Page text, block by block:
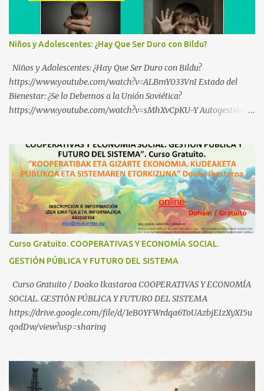
Niños y Adolescentes: ¿Hay Que Ser Duro con Bildu?
Niños y Adolescentes: ¿Hay Que Ser Duro con Bildu?
https://www.youtube.com/watch?v=ALBmY033VnI Estado del
Bienestar: ¿Se lo Debemos a la Unión Soviética?
https://www.youtube.com/watch?v=sMhXvCpKU-Y Autogestión
Industrial https://www.youtube.com/shorts/dGKjgqEvRHk
¿Conoces los nuevos canales de BABESTU? Si quieres hacer algo, o
compartir ideas, para proteger a los niños y adolescentes vascos
frente a abusos y manipulaciones: BABESTUren kanal berriak
ezagutzen dituzu? Euskal haurrak eta nerabeak abusu eta
manipulazioetatik babesteko zerbait egin nahi baduzu, edo ideiak
partekatu nahi badituzu: Telegram :
https://whatsapp.com/channel/0029VbBW56k0LKZJWzQyoE1T
SÍGUENOS EN YOUTUBE: https://www.youtube.com/@ekaicenter?
sub_confirmation=1
Curso Gratuito. COOPERATIVAS Y ECONOMÍA SOCIAL.
GESTIÓN PÚBLICA Y FUTURO DEL SISTEMA
Curso Gratuito / Doako Ikastaroa COOPERATIVAS Y ECONOMÍA
SOCIAL. GESTIÓN PÚBLICA Y FUTURO DEL SISTEMA
https://drive.google.com/file/d/1eB0YFWrdqa6ToUAzbjEIzXyXI5u
qodDw/view?usp=sharing